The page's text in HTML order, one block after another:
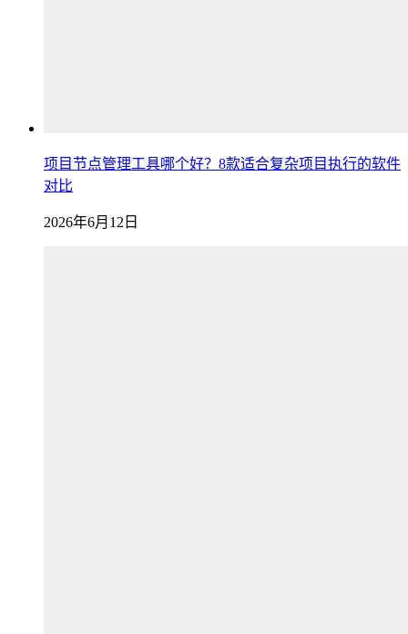
项目节点管理工具哪个好？8款适合复杂项目执行的软件
对比
2026年6月12日